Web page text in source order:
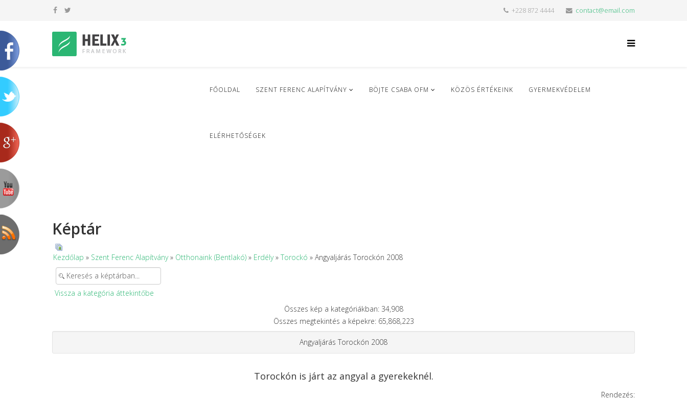
+228 872 4444 contact@email.com
FŐOLDAL SZENT FERENC ALAPÍTVÁNY BÖJTE CSABA OFM KÖZÖS ÉRTÉKEINK GYERMEKVÉDELEM
ELÉRHETŐSÉGEK
Képtár
Kezdőlap » Szent Ferenc Alapítvány» Otthonaink (Bentlakó) » Erdély» Torockó » Angyaljárás Torockón 2008
Vissza a kategória áttekintőbe
Összes kép a kategóriákban: 34,908
Összes megtekintés a képekre: 65,868,223
Angyaljárás Torockón 2008
Torockón is járt az angyal a gyerekeknél.
Rendezés: